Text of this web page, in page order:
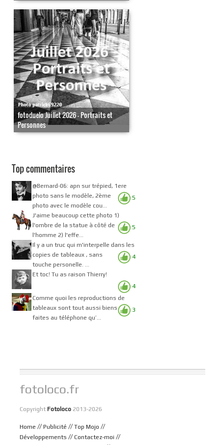
fotoduelo Juillet 2026 - Portraits et
Personnes
Top commentaires
5
@Bernard-06: apn sur trépied, 1ere
photo sans le modèle, 2ème
photo avec le modèle cou...
5
J'aime beaucoup cette photo 1)
l'ombre de la statue à côté de
l'homme 2) l'effe...
4
Il y a un truc qui m'interpelle dans les
copies de tableaux , sans
touche personelle. ...
4
Et toc! Tu as raison Thierry!
3
Comme quoi les reproductions de
tableaux sont tout aussi biens
faites au téléphone qu’...
fotoloco.fr
Copyright Fotoloco 2013-2026
Home // Publicité // Top Mojo //
Développements // Contactez-moi //